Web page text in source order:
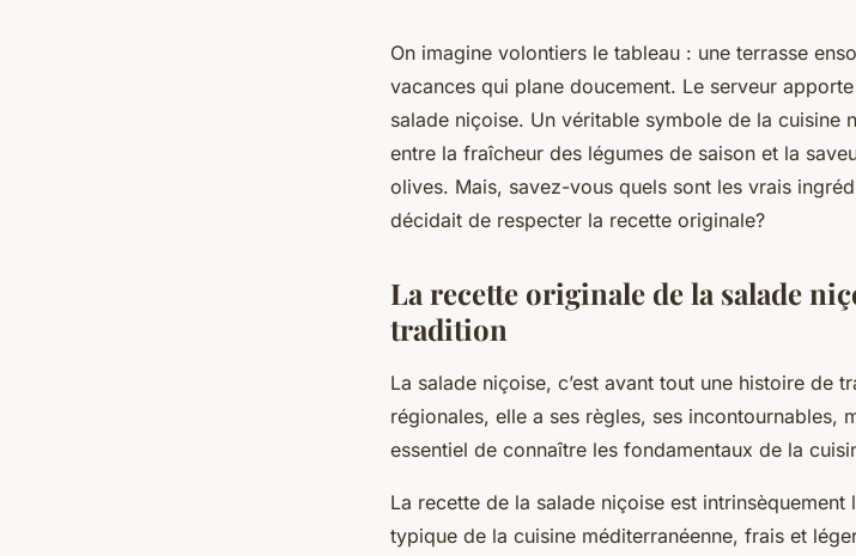
Quels ingrédients pour une
niçoise respectant la recette
On imagine volontiers le tableau : une terrasse
vacances qui plane doucement. Le serveur
salade niçoise. Un véritable symbole de la cuisine
entre la fraîcheur des légumes de saison et la
olives. Mais, savez-vous quels sont les vrais
décidait de respecter la recette originale?
La recette originale de la salade
tradition
La salade niçoise, c’est avant tout une histoire de
régionales, elle a ses règles, ses incontournables,
essentiel de connaître les fondamentaux de la
La recette de la salade niçoise est intrinsèquement
typique de la cuisine méditerranéenne, frais et